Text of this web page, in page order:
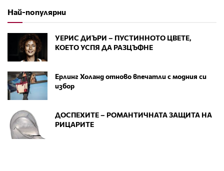
Най-популярни
УЕРИС ДИЪРИ – ПУСТИННОТО ЦВЕТЕ,
КОЕТО УСПЯ ДА РАЗЦЪФНЕ
Ерлинг Холанд отново впечатли с модния си
избор
ДОСПЕХИТЕ – РОМАНТИЧНАТА ЗАЩИТА НА
РИЦАРИТЕ